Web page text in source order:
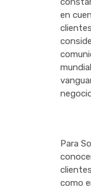
en
Para
como